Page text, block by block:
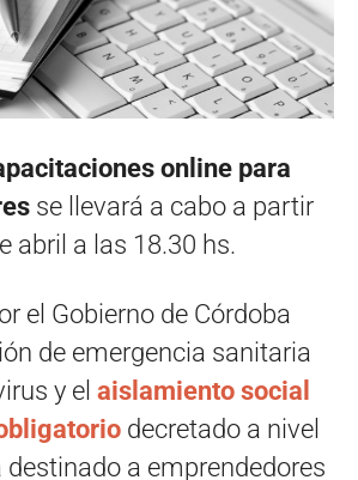
online para
se llevará a cabo a partir
abril a las 18.30 hs.
el Gobierno de Córdoba
de emergencia sanitaria
y el aislamiento social
decretado a nivel
destinado a emprendedores